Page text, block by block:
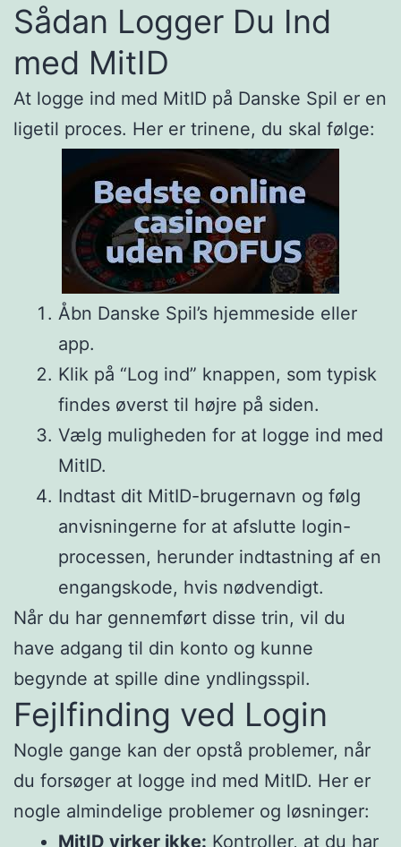
Sådan Logger Du Ind
med MitID
At logge ind med MitID på Danske Spil er en
ligetil proces. Her er trinene, du skal følge:
Åbn Danske Spil’s hjemmeside eller
app.
Klik på “Log ind” knappen, som typisk
findes øverst til højre på siden.
Vælg muligheden for at logge ind med
MitID.
Indtast dit MitID-brugernavn og følg
anvisningerne for at afslutte login-
processen, herunder indtastning af en
engangskode, hvis nødvendigt.
Når du har gennemført disse trin, vil du
have adgang til din konto og kunne
begynde at spille dine yndlingsspil.
Fejlfinding ved Login
Nogle gange kan der opstå problemer, når
du forsøger at logge ind med MitID. Her er
nogle almindelige problemer og løsninger:
MitID virker ikke: Kontroller, at du har